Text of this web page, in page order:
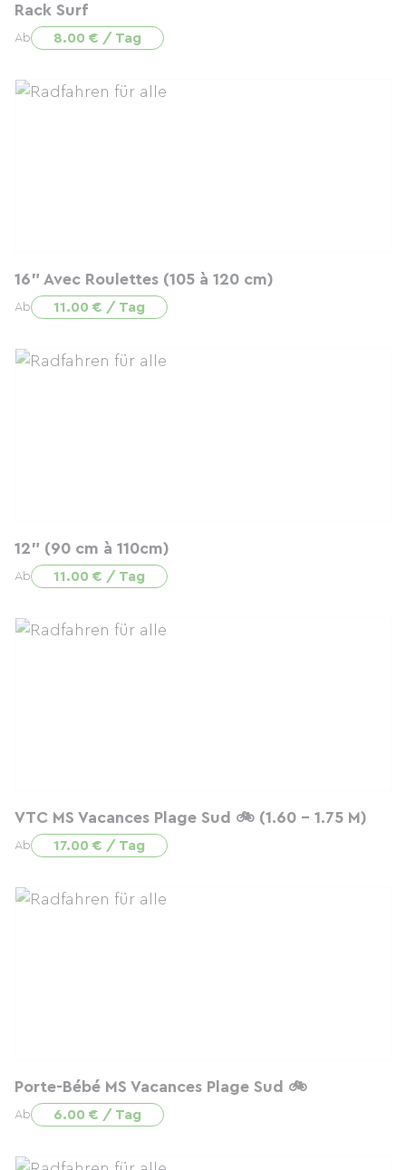
Rack Surf
Ab 8.00 € / Tag
16" Avec Roulettes (105 à 120 cm)
Ab 11.00 € / Tag
12" (90 cm à 110cm)
Ab 11.00 € / Tag
VTC MS Vacances Plage Sud 🚲 (1.60 - 1.75 M)
Ab 17.00 € / Tag
Porte-Bébé MS Vacances Plage Sud 🚲
Ab 6.00 € / Tag